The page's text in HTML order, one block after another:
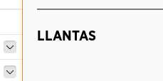
LLANTAS